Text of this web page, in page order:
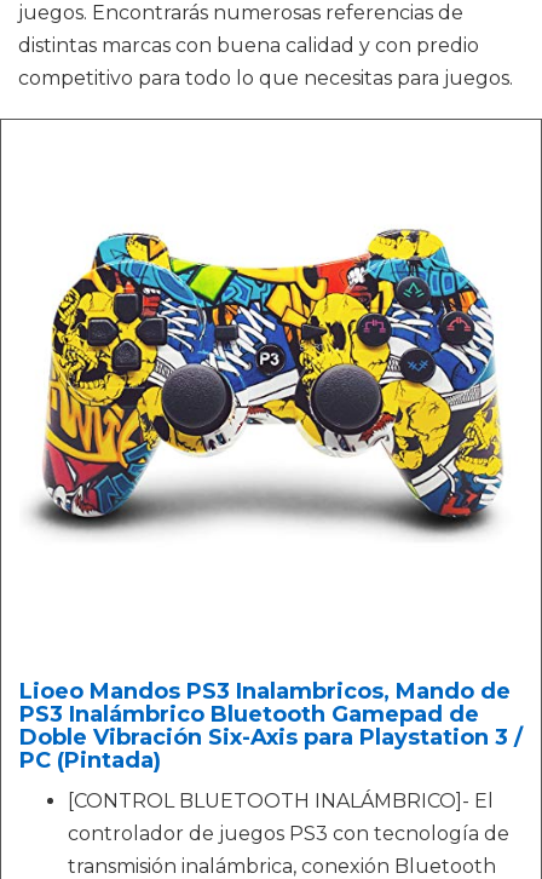
juegos. Encontrarás numerosas referencias de
distintas marcas con buena calidad y con predio
competitivo para todo lo que necesitas para juegos.
Lioeo Mandos PS3 Inalambricos, Mando de
PS3 Inalámbrico Bluetooth Gamepad de
Doble Vibración Six-Axis para Playstation 3 /
PC (Pintada)
[CONTROL BLUETOOTH INALÁMBRICO]- El
controlador de juegos PS3 con tecnología de
transmisión inalámbrica, conexión Bluetooth